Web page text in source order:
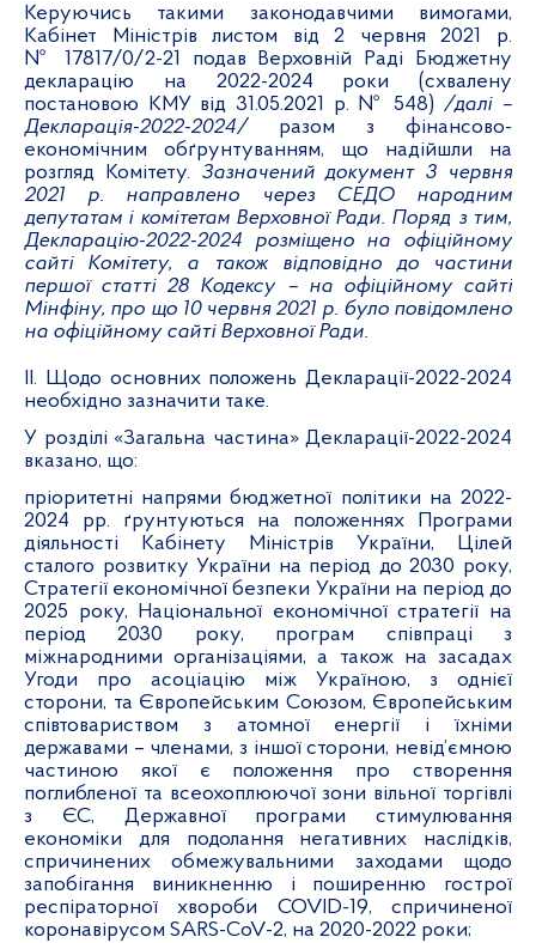
Керуючись такими законодавчими вимогами,
Кабінет Міністрів листом від 2 червня 2021 р.
№ 17817/0/2-21 подав Верховній Раді Бюджетну
декларацію на 2022-2024 роки (схвалену
постановою КМУ від 31.05.2021 р. № 548) /далі –
Декларація-2022-2024/ разом з фінансово-
економічним обґрунтуванням, що надійшли на
розгляд Комітету. Зазначений документ 3 червня
2021 р. направлено через СЕДО народним
депутатам і комітетам Верховної Ради. Поряд з тим,
Декларацію-2022-2024 розміщено на офіційному
сайті Комітету, а також відповідно до частини
першої статті 28 Кодексу – на офіційному сайті
Мінфіну, про що 10 червня 2021 р. було повідомлено
на офіційному сайті Верховної Ради.
ІІ. Щодо основних положень Декларації-2022-2024
необхідно зазначити таке.
У розділі «Загальна частина» Декларації-2022-2024
вказано, що:
пріоритетні напрями бюджетної політики на 2022-
2024 рр. ґрунтуються на положеннях Програми
діяльності Кабінету Міністрів України, Цілей
сталого розвитку України на період до 2030 року,
Стратегії економічної безпеки України на період до
2025 року, Національної економічної стратегії на
період 2030 року, програм співпраці з
міжнародними організаціями, а також на засадах
Угоди про асоціацію між Україною, з однієї
сторони, та Європейським Союзом, Європейським
співтовариством з атомної енергії і їхніми
державами – членами, з іншої сторони, невід’ємною
частиною якої є положення про створення
поглибленої та всеохоплюючої зони вільної торгівлі
з ЄС, Державної програми стимулювання
економіки для подолання негативних наслідків,
спричинених обмежувальними заходами щодо
запобігання виникненню і поширенню гострої
респіраторної хвороби COVID-19, спричиненої
коронавірусом SARS-CoV-2, на 2020-2022 роки;